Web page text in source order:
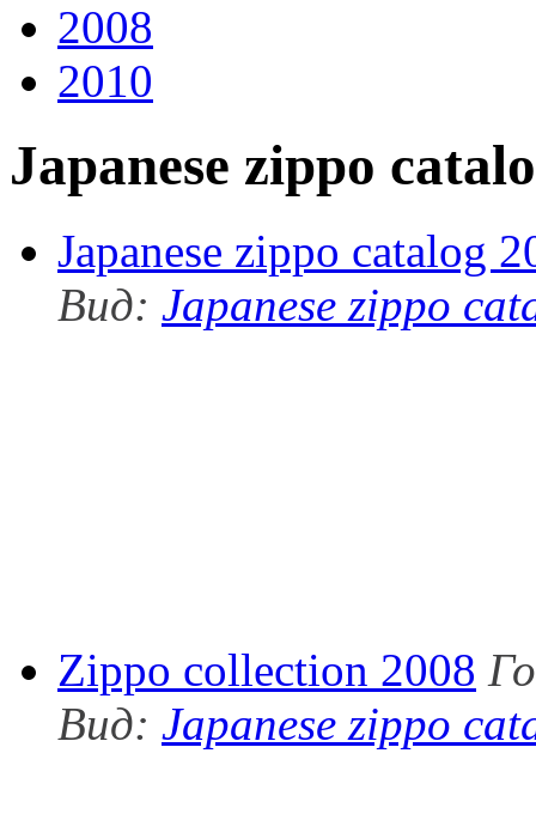
2008
2010
Japanese zippo
Japanese zippo catalog
Вид: Japanese zippo
Zippo collection 2008
Вид: Japanese zippo